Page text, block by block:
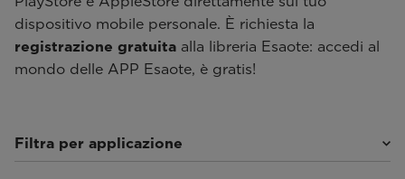
dispositivo mobile personale. È richiesta la
registrazione gratuita alla libreria Esaote: accedi al
mondo delle APP Esaote, è gratis!
Filtra per applicazione